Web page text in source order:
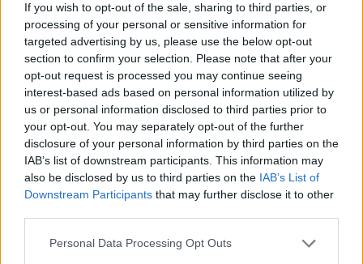
If you wish to opt-out of the sale, sharing to third parties, or
processing of your personal or sensitive information for
targeted advertising by us, please use the below opt-out
section to confirm your selection. Please note that after your
opt-out request is processed you may continue seeing
interest-based ads based on personal information utilized by
us or personal information disclosed to third parties prior to
your opt-out. You may separately opt-out of the further
disclosure of your personal information by third parties on the
IAB’s list of downstream participants. This information may
also be disclosed by us to third parties on the IAB’s List of
Downstream Participants that may further disclose it to other
Personal Data Processing Opt Outs